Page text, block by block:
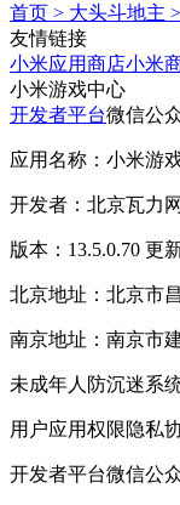
首页 > 大头斗地主 >
友情链接
小米应用商店小米
小米游戏中心
开发者平台微信公
应用名称：小米游
开发者：北京瓦力
版本：13.5.0.70 更
北京地址：北京市
南京地址：南京市
未成年人防沉迷系
用户应用权限隐私
开发者平台微信公